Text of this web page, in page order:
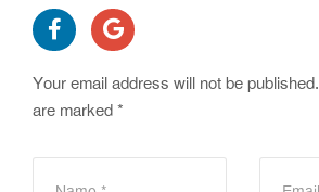
Your email address will not be published.
are marked *